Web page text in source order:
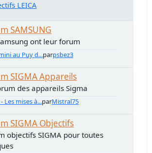
LEICA
SAMSUNG
ont leur forum
au Puy d...parpsbez3
SIGMA Appareils
des appareils Sigma
Les mises à...parMistral75
SIGMA Objectifs
objectifs SIGMA pour toutes